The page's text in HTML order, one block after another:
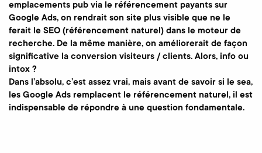
emplacements pub via le référencement payants sur
Google Ads, on rendrait son site plus visible que ne le
ferait le SEO (référencement naturel) dans le moteur de
recherche. De la même manière, on améliorerait de façon
significative la conversion visiteurs / clients. Alors, info ou
intox ?
Dans l’absolu, c’est assez vrai, mais avant de savoir si le sea,
les Google Ads remplacent le référencement naturel, il est
indispensable de répondre à une question fondamentale.